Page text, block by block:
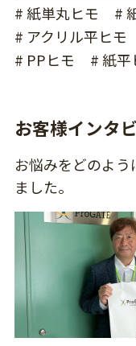
# 紙単丸ヒモ
#
# アクリル平ヒモ
# PPヒモ
# 紙平
お客様インタ
お悩みをどのよ
ました。